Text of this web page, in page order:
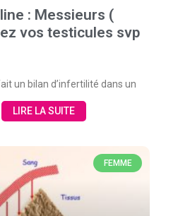
: Messieurs (
vos testicules svp
un bilan d’infertilité dans un
LIRE LA SUITE
FEMME